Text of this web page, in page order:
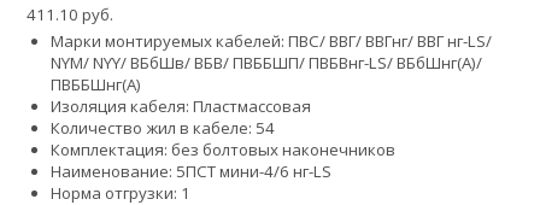
411.10 руб.
Марки монтируемых кабелей: ПВС/ ВВГ/ ВВГнг/ ВВГ нг-LS/
NYM/ NYY/ ВБбШв/ ВБВ/ ПВББШП/ ПВБВнг-LS/ ВБбШнг(А)/
ПВББШнг(А)
Изоляция кабеля: Пластмассовая
Количество жил в кабеле: 54
Комплектация: без болтовых наконечников
Наименование: 5ПСТ мини-4/6 нг-LS
Норма отгрузки: 1